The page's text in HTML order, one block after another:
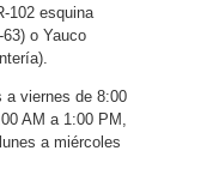
102 esquina
o Yauco
a viernes de 8:00
AM a 1:00 PM,
a miércoles